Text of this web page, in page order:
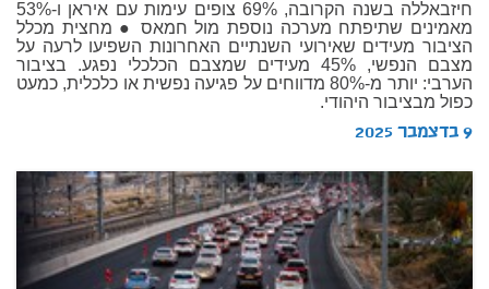
חיזבאללה בשנה הקרובה, 69% צופים עימות עם איראן ו-53%
מאמינים שתיפתח מערכה נוספת מול חמאס ● מחצית מכלל
הציבור מעידים שאירועי השנתיים האחרונות השפיעו לרעה על
מצבם הנפשי, 45% מעידים שמצבם הכלכלי נפגע. בציבור
הערבי: יותר מ-80% מדווחים על פגיעה נפשית או כלכלית, כמעט
כפול מבציבור היהודי.
9 בדצמבר 2025